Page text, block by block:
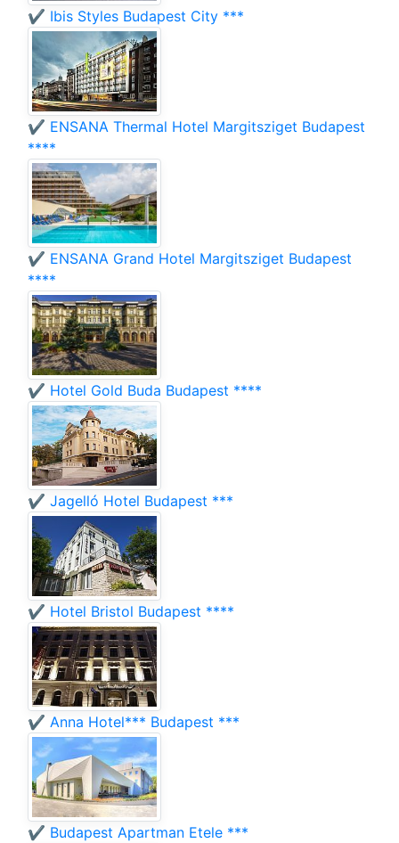
✔️ Ibis Styles Budapest City ***
✔️ ENSANA Thermal Hotel Margitsziget Budapest
****
✔️ ENSANA Grand Hotel Margitsziget Budapest
****
✔️ Hotel Gold Buda Budapest ****
✔️ Jagelló Hotel Budapest ***
✔️ Hotel Bristol Budapest ****
✔️ Anna Hotel*** Budapest ***
✔️ Budapest Apartman Etele ***